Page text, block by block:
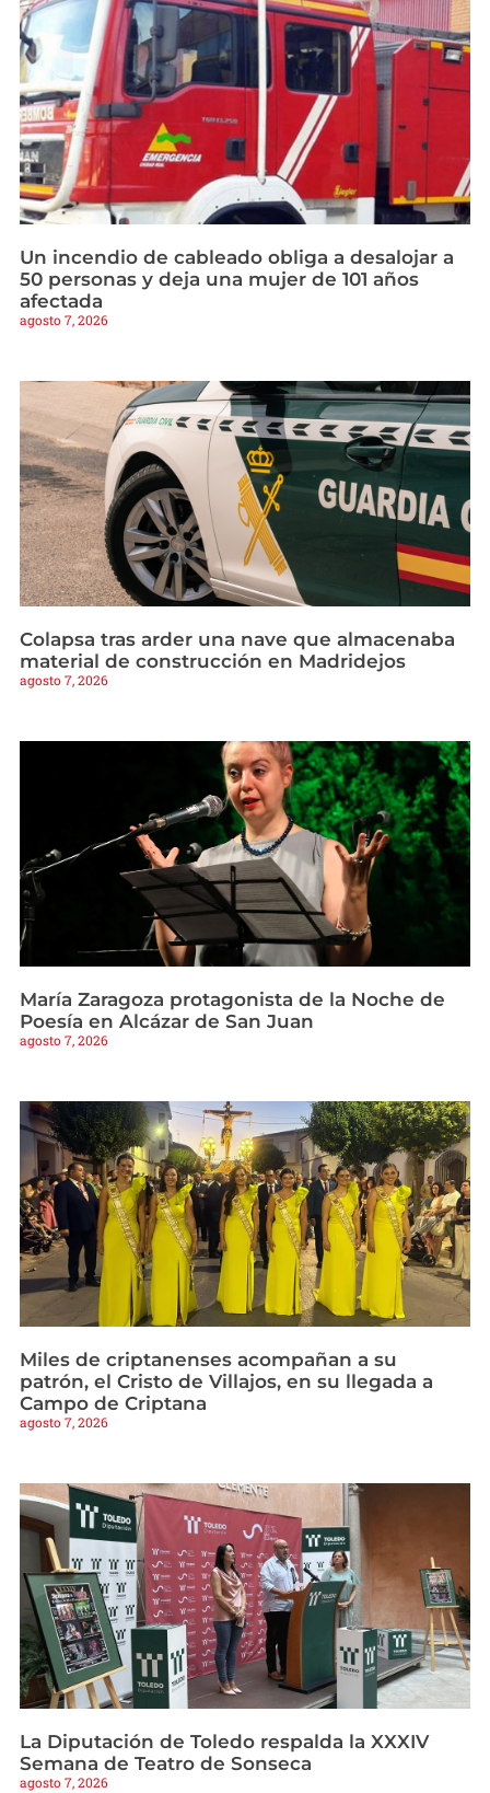
Un incendio de cableado obliga a desalojar a
50 personas y deja una mujer de 101 años
afectada
agosto 7, 2026
Colapsa tras arder una nave que almacenaba
material de construcción en Madridejos
agosto 7, 2026
María Zaragoza protagonista de la Noche de
Poesía en Alcázar de San Juan
agosto 7, 2026
Miles de criptanenses acompañan a su
patrón, el Cristo de Villajos, en su llegada a
Campo de Criptana
agosto 7, 2026
La Diputación de Toledo respalda la XXXIV
Semana de Teatro de Sonseca
agosto 7, 2026